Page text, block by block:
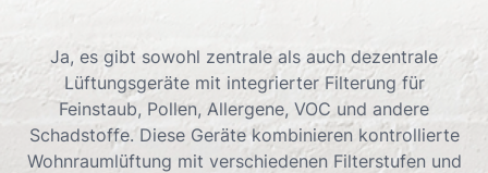
Ja, es gibt sowohl zentrale als auch dezentrale
Lüftungsgeräte mit integrierter Filterung für
Feinstaub, Pollen, Allergene, VOC und andere
Schadstoffe. Diese Geräte kombinieren kontrollierte
Wohnraumlüftung mit verschiedenen Filterstufen und